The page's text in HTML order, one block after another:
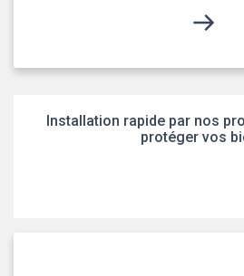
Installation rapide par nos
protéger vos